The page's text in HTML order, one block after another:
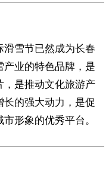
滑雪节已然成为长春
业的特色品牌，是
，是推动文化旅游产
的强大动力，是促
形象的优秀平台。